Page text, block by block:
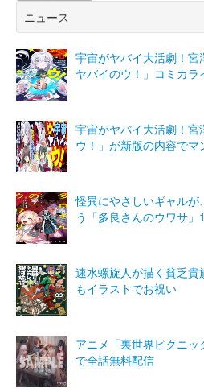
ニュース
宇宙がヤバイ大活劇！
ヤバイのウ！」コミカラ
宇宙がヤバイ大活劇！
ウ！」が新版の内容でマ
怪異にやさしいギャル
う「多良さんのウワサ」
速水螺旋人が描く貧乏
もイラストでお祝い
アニメ「裏世界ピクニ
で全話無料配信